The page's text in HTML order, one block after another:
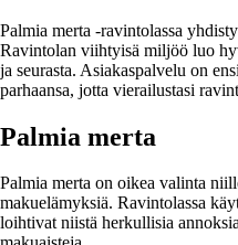
Palmia merta -ravintolassa
Ravintolan viihtyisä miljöö luo
ja seurasta. Asiakaspalvelu on
parhaansa, jotta vierailustasi
Palmia merta
Palmia merta on oikea valinta
makuelämyksiä. Ravintolassa
loihtivat niistä herkullisia